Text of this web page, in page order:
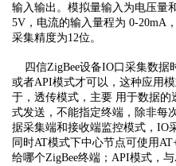
输入输出。模拟量输入为电压量
5V，电流的输入量程为 0-20mA
采集精度为12位。
四信ZigBee设备IO口采集数
或者API模式才可以，这种应用
于，透传模式，主要 用于数据
式发送，不能指定终端，除非每
据采集端和接收端监控模式，IO
同时AT模式下中心节点可使用
给哪个ZigBee终端；API模式，